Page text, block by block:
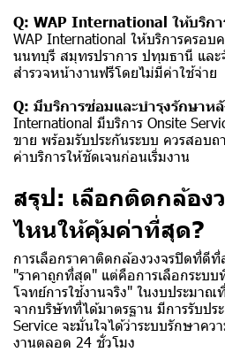
Q: WAP International ให้บริก
WAP International ให้บริการครอบ
นนทบุรี สมุทรปราการ ปทุมธานี และ
สำรวจหน้างานฟรีโดยไม่มีค่าใช้จ่าย
Q: มีบริการซ่อมและบำรุงรักษาห
International มีบริการ Onsite
ขาย พร้อมรับประกันระบบ ควรสอบถ
ค่าบริการให้ชัดเจนก่อนเริ่มงาน
สรุป: เลือกติดกล้อง
ไหนให้คุ้มค่าที่สุด?
การเลือกราคาติดกล้องวงจรปิดที่ดี
"ราคาถูกที่สุด" แต่คือการเลือกระบ
โจทย์การใช้งานจริง" ในงบประมา
จากบริษัทที่ได้มาตรฐาน มีการรับปร
Service จะมั่นใจได้ว่าระบบรักษาค
งานตลอด 24 ชั่วโมง